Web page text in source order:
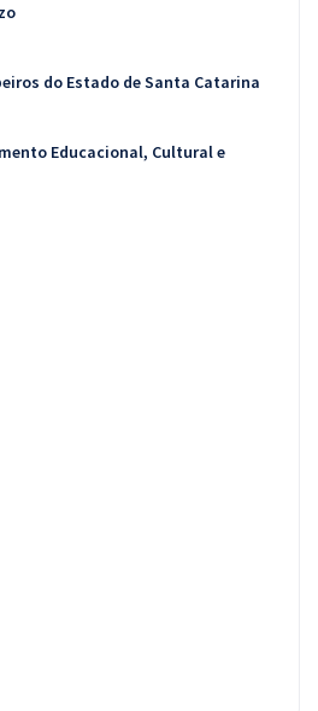
do Estado de Santa Catarina
Educacional, Cultural e